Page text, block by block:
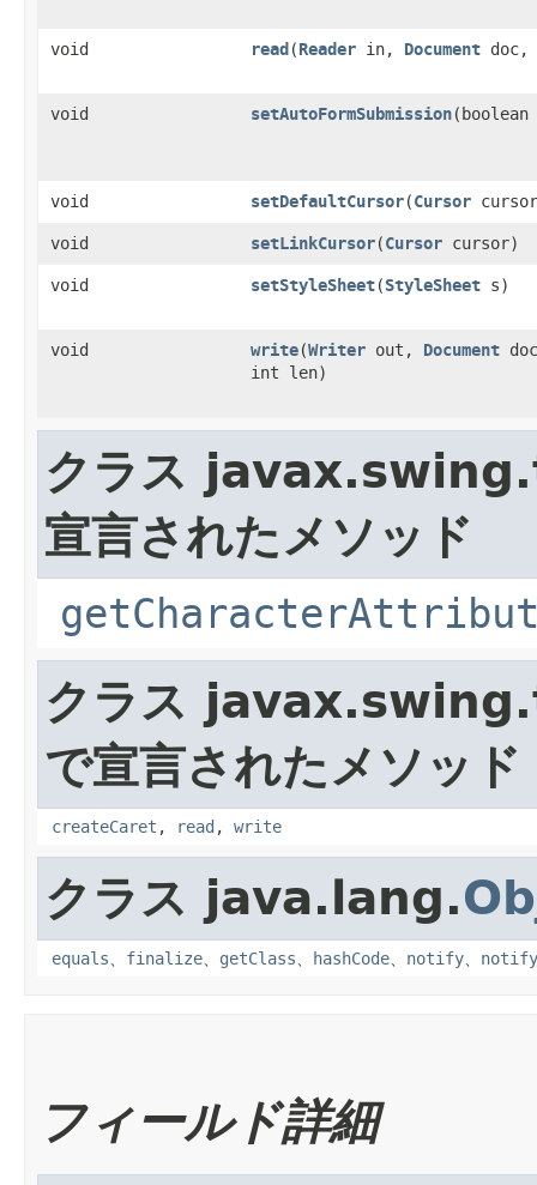
void read ​(Reader in, Document
void setAutoFormSubmission
void setDefaultCursor​(Cursor
void setLinkCursor​(Cursor cursor)
void setStyleSheet​(StyleSheet s)
void write​(Writer out, Document
int len)
クラス
宣言されたメソッド
クラス
で宣言されたメソッド
createCaret , read , write
クラス java.lang.
equals、 finalize、 getClass、 hashCode、 notify、
フィールド詳細